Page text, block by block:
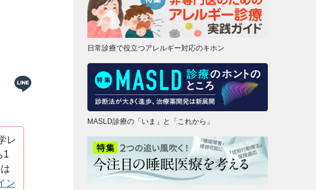
レ
1
ン
日常診療で役立つアレルギー対応のキホン
MASLD診療の「いま」と「これから」